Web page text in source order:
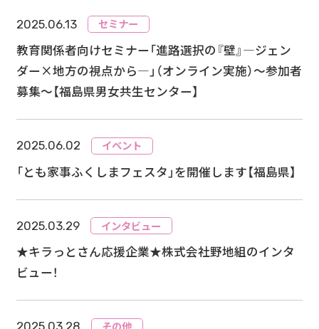
2025.06.13 セミナー
教育関係者向けセミナー「進路選択の『壁』―ジェン
ダー×地方の視点から―」（オンライン実施）～参加者
募集～【福島県男女共生センター】
2025.06.02 イベント
「とも家事ふくしまフェスタ」を開催します【福島県】
2025.03.29 インタビュー
★キラっとさん応援企業★株式会社野地組のインタ
ビュー！
その他